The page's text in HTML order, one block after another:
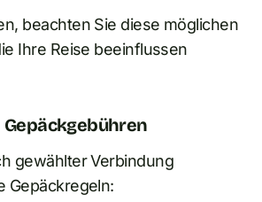
beachten Sie diese möglichen
Ihre Reise beeinflussen
gewählter Verbindung
Gepäckregeln: